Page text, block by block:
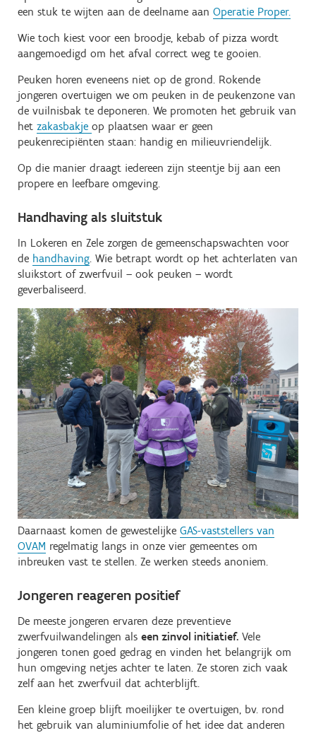
een stuk te wijten aan de deelname aan Operatie Proper.
Wie toch kiest voor een broodje, kebab of pizza wordt
aangemoedigd om het afval correct weg te gooien.
Peuken horen eveneens niet op de grond. Rokende
jongeren overtuigen we om peuken in de peukenzone van
de vuilnisbak te deponeren. We promoten het gebruik van
het zakasbakje op plaatsen waar er geen
peukenrecipiënten staan: handig en milieuvriendelijk.
Op die manier draagt iedereen zijn steentje bij aan een
propere en leefbare omgeving.
Handhaving als sluitstuk
In Lokeren en Zele zorgen de gemeenschapswachten voor
de handhaving. Wie betrapt wordt op het achterlaten van
sluikstort of zwerfvuil – ook peuken – wordt
geverbaliseerd.
Daarnaast komen de gewestelijke GAS-vaststellers van
OVAM regelmatig langs in onze vier gemeentes om
inbreuken vast te stellen. Ze werken steeds anoniem.
Jongeren reageren positief
De meeste jongeren ervaren deze preventieve
zwerfvuilwandelingen als een zinvol initiatief. Vele
jongeren tonen goed gedrag en vinden het belangrijk om
hun omgeving netjes achter te laten. Ze storen zich vaak
zelf aan het zwerfvuil dat achterblijft.
Een kleine groep blijft moeilijker te overtuigen, bv. rond
het gebruik van aluminiumfolie of het idee dat anderen